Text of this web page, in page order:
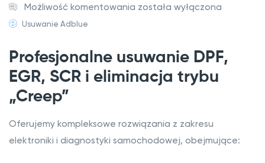
Możliwość komentowania V
v
o
U
s
została wyłączona
Usuwanie Adblue
Profesjonalne usuwanie DPF,
EGR, SCR i eliminacja trybu
„Creep”
Oferujemy kompleksowe rozwiązania z zakresu
elektroniki i diagnostyki samochodowej, obejmujące: